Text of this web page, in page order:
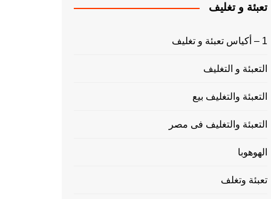
تعبئة و تغليف
1 – أكياس تعبئة و تغليف
التعبئة و التغليف
التعبئة والتغليف بيع
التعبئة والتغليف فى مصر
الهوهوبا
تعبئة وتغلف